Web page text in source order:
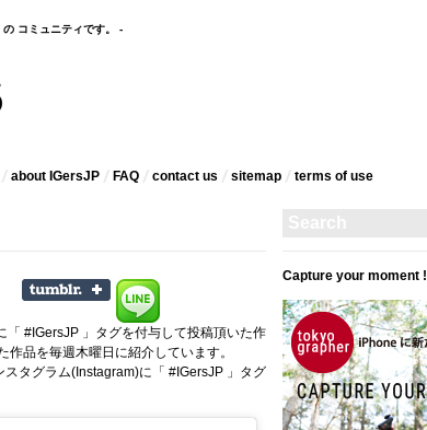
コミュニティです。 -
about IGersJP FAQ contact us sitemap terms‎ of use
「 #IGersJP 」タグを付与して投稿頂いた作
品を毎週木曜日に紹介しています。
タグラム(Instagram)に「 #IGersJP 」タグ
Capture your moment !